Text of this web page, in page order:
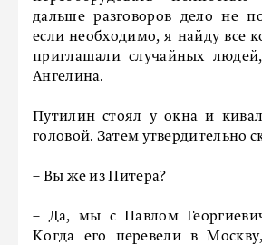
дальше разговоров дело не
если необходимо, я найду все
приглашали случайных
Ангелина.
Путилин стоял у окна и
головой. Затем утвердительно
– Вы же из Питера?
– Да, мы с Павлом
Когда его перевели в